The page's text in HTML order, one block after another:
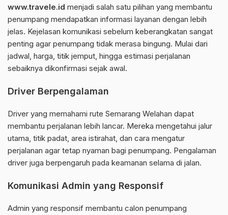
www.travele.id menjadi salah satu pilihan yang membantu
penumpang mendapatkan informasi layanan dengan lebih
jelas. Kejelasan komunikasi sebelum keberangkatan sangat
penting agar penumpang tidak merasa bingung. Mulai dari
jadwal, harga, titik jemput, hingga estimasi perjalanan
sebaiknya dikonfirmasi sejak awal.
Driver Berpengalaman
Driver yang memahami rute Semarang Welahan dapat
membantu perjalanan lebih lancar. Mereka mengetahui jalur
utama, titik padat, area istirahat, dan cara mengatur
perjalanan agar tetap nyaman bagi penumpang. Pengalaman
driver juga berpengaruh pada keamanan selama di jalan.
Komunikasi Admin yang Responsif
Admin yang responsif membantu calon penumpang